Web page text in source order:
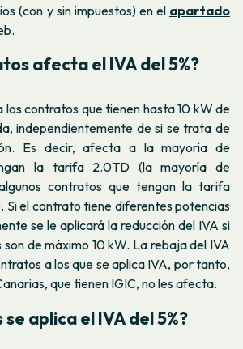
(con y sin impuestos) en el apartado
afecta el IVA del 5%?
contratos que tienen hasta 10 kW de
independientemente de si se trata de
Es decir, afecta a la mayoría de
la tarifa 2.0TD (la mayoría de
contratos que tengan la tarifa
Si el contrato tiene diferentes potencias
se le aplicará la reducción del IVA si
de máximo 10 kW. La rebaja del IVA
a los que se aplica IVA, por tanto,
que tienen IGIC, no les afecta.
se aplica el IVA del 5%?